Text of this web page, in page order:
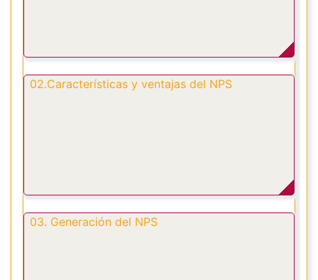
02.Características y ventajas del NPS
03. Generación del NPS